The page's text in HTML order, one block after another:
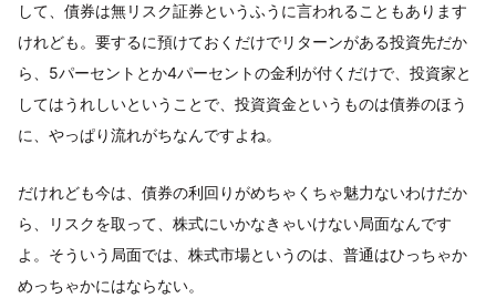
して、債券は無リスク証券というふうに言われることもあります
けれども。要するに預けておくだけでリターンがある投資先だか
ら、5パーセントとか4パーセントの金利が付くだけで、投資家と
してはうれしいということで、投資資金というものは債券のほう
に、やっぱり流れがちなんですよね。
だけれども今は、債券の利回りがめちゃくちゃ魅力ないわけだか
ら、リスクを取って、株式にいかなきゃいけない局面なんです
よ。そういう局面では、株式市場というのは、普通はひっちゃか
めっちゃかにはならない。